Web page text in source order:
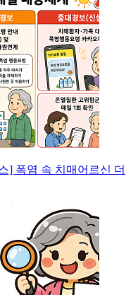
] 폭염 속 치매어르신 더